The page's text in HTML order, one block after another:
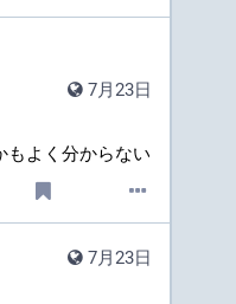
7月23日
もよく分からない
7月23日